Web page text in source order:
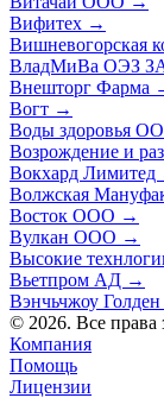
Вифитех →
Вишневогорская
ВладМиВа ОЭЗ
Внешторг Фарма
Вогт →
Воды здоровья
Возрождение и
Вокхард Лимитед
Волжская
Восток ООО →
Вулкан ООО →
Высокие
Вьетпром АД →
Вэнчьчжоу
© 2026. Все
Компания
Помощь
Лицензии